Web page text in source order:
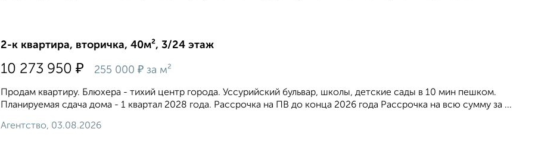
2-к квартира, вторичка, 40м², 3/24 этаж
10 273 950 ₽ 255 000 ₽ за м²
Продам квартиру. Блюхера - тихий центр города. Уссурийский бульвар, школы, детские сады в 10 мин пешком.
Планируемая сдача дома - 1 квартал 2028 года. Рассрочка на ПВ до конца 2026 года Рассрочка на всю сумму за ...
Агентство, 03.08.2026